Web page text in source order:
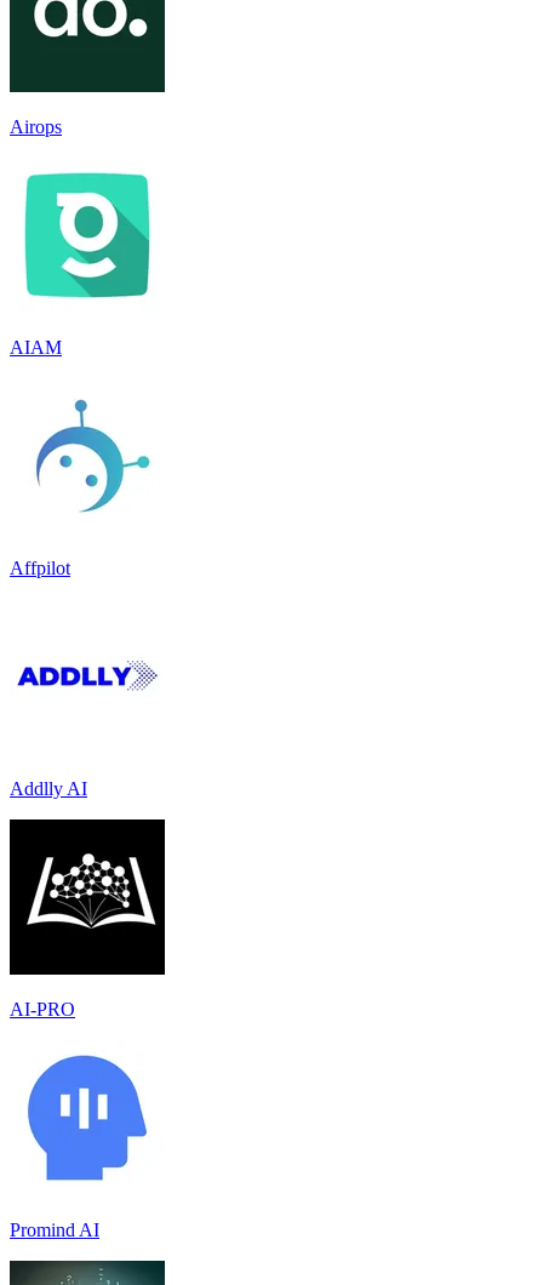
Airops
AIAM
Affpilot
Addlly AI
AI-PRO
Promind AI